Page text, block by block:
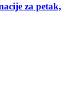
za petak,